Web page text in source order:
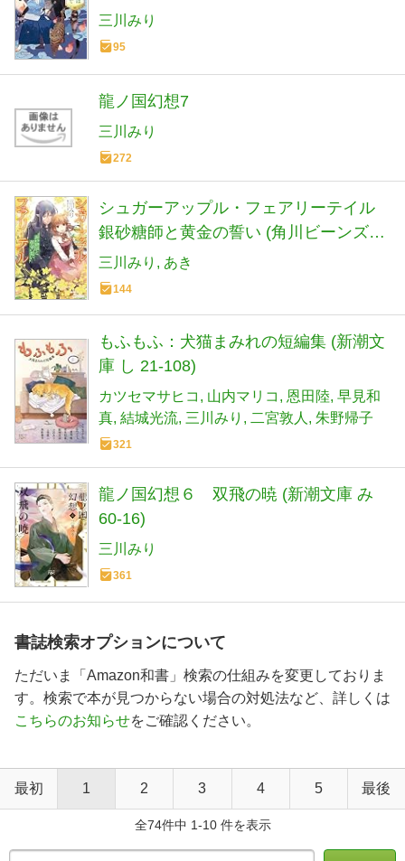
三川みり
95
龍ノ国幻想7
三川みり
272
シュガーアップル・フェアリーテイル
銀砂糖師と黄金の誓い (角川ビーンズ文
庫)
三川みり あき
144
もふもふ：犬猫まみれの短編集 (新潮文
庫 し 21-108)
カツセマサヒコ 山内マリコ 恩田陸 早見和
真 結城光流 三川みり 二宮敦人 朱野帰子
321
龍ノ国幻想６ 双飛の暁 (新潮文庫 み
60-16)
三川みり
361
書誌検索オプションについて
ただいま「Amazon和書」検索の仕組みを変更しておりま
す。検索で本が見つからない場合の対処法など、詳しくは
こちらのお知らせをご確認ください。
最初 1 2 3 4 5 最後
全74件中 1-10 件を表示